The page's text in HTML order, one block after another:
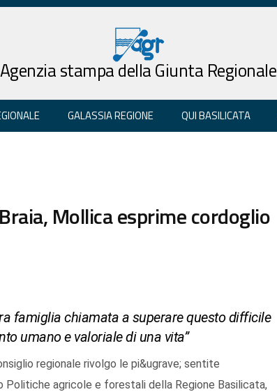
Agenzia stampa della Giunta Regionale
GALASSIA REGIONE QUI BASILICATA
Mollica esprime cordoglio
famiglia chiamata a superare questo difficile
umano e valoriale di una vita”
regionale rivolgo le pi&ugrave; sentite
agricole e forestali della Regione Basilicata,